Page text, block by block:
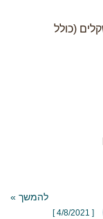
ניתן להשיג במחיר 50 שקלים (כולל
להמשך »
[ 4/8/2021 ]